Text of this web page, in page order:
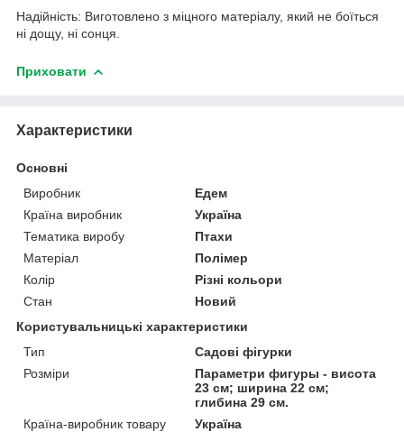
Надійність: Виготовлено з міцного матеріалу, який не боїться
ні дощу, ні сонця.
Приховати
Характеристики
Основні
Виробник
Едем
Країна виробник
Україна
Тематика виробу
Птахи
Матеріал
Полімер
Колір
Різні кольори
Стан
Новий
Користувальницькі характеристики
Тип
Садові фігурки
Розміри
Параметри фигуры - висота
23 см; ширина 22 см;
глибина 29 см.
Країна-виробник товару
Україна